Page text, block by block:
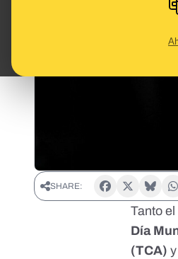
SHARE:
Tanto
Día
(TCA) y